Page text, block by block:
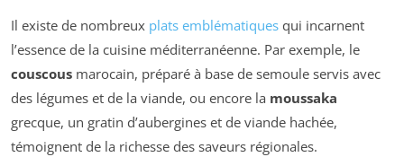
Il existe de nombreux plats emblématiques qui incarnent
l’essence de la cuisine méditerranéenne. Par exemple, le
couscous marocain, préparé à base de semoule servis avec
des légumes et de la viande, ou encore la moussaka
grecque, un gratin d’aubergines et de viande hachée,
témoignent de la richesse des saveurs régionales.